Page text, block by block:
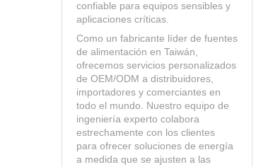
confiable para equipos sensibles y
aplicaciones críticas.
Como un fabricante líder de fuentes
de alimentación en Taiwán,
ofrecemos servicios personalizados
de OEM/ODM a distribuidores,
importadores y comerciantes en
todo el mundo. Nuestro equipo de
ingeniería experto colabora
estrechamente con los clientes
para ofrecer soluciones de energía
a medida que se ajusten a las